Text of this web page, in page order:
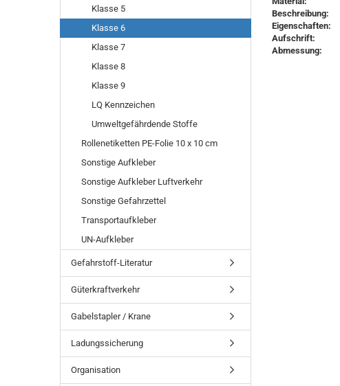
Beschreibung:
Eigenschaften:
Aufschrift:
Abmessung:
Klasse 5
Klasse 6
Klasse 7
Klasse 8
Klasse 9
LQ Kennzeichen
Umweltgefährdende Stoffe
Rollenetiketten PE-Folie 10 x 10 cm
Sonstige Aufkleber
Sonstige Aufkleber Luftverkehr
Sonstige Gefahrzettel
Transportaufkleber
UN-Aufkleber
Gefahrstoff-Literatur
Güterkraftverkehr
Gabelstapler / Krane
Ladungssicherung
Organisation